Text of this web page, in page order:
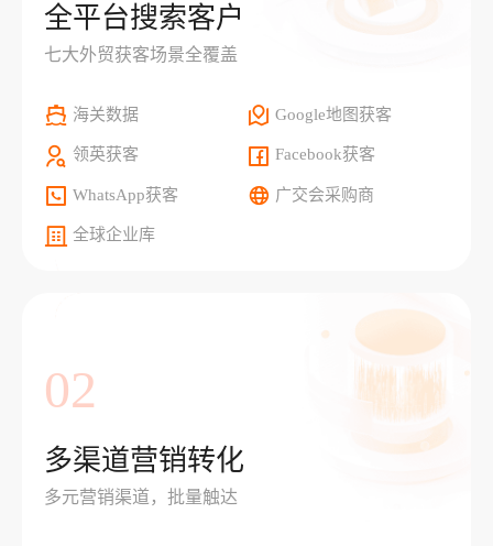
全平台搜索客户
七大外贸获客场景全覆盖
海关数据 Google地图获客
领英获客 Facebook获客
WhatsApp获客 广交会采购商
全球企业库
02
多渠道营销转化
多元营销渠道，批量触达